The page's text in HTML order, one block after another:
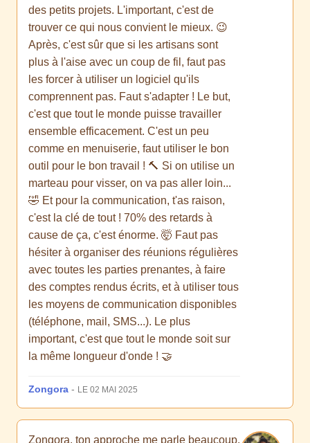
des petits projets. L'important, c'est de
trouver ce qui nous convient le mieux. 😉
Après, c'est sûr que si les artisans sont
plus à l'aise avec un coup de fil, faut pas
les forcer à utiliser un logiciel qu'ils
comprennent pas. Faut s'adapter ! Le but,
c'est que tout le monde puisse travailler
ensemble efficacement. C'est un peu
comme en menuiserie, faut utiliser le bon
outil pour le bon travail ! 🔨 Si on utilise un
marteau pour visser, on va pas aller loin...
🤣 Et pour la communication, t'as raison,
c'est la clé de tout ! 70% des retards à
cause de ça, c'est énorme. 🤯 Faut pas
hésiter à organiser des réunions régulières
avec toutes les parties prenantes, à faire
des comptes rendus écrits, et à utiliser tous
les moyens de communication disponibles
(téléphone, mail, SMS...). Le plus
important, c'est que tout le monde soit sur
la même longueur d'onde ! 🤝
Zongora - LE 02 MAI 2025
Zongora, ton approche me parle beaucoup.